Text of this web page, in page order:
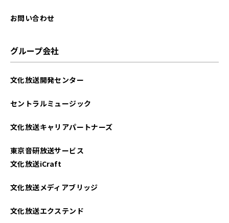
お問い合わせ
グループ会社
文化放送開発センター
セントラルミュージック
文化放送キャリアパートナーズ
東京音研放送サービス
文化放送iCraft
文化放送メディアブリッジ
文化放送エクステンド